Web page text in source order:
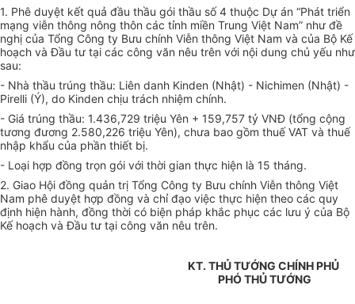
1. Phê duyệt kết quả đầu thầu gói thầu số 4 thuộc Dự án “Phát triển
mạng viễn thông nông thôn các tỉnh miền Trung Việt Nam” như đề
nghị của Tổng Công ty Bưu chính Viễn thông Việt Nam và của Bộ Kế
hoạch và Đầu tư tại các công văn nêu trên với nội dung chủ yếu như
sau:
- Nhà thầu trúng thầu: Liên danh Kinden (Nhật) - Nichimen (Nhật) -
Pirelli (Ý), do Kinden chịu trách nhiệm chính.
- Giá trúng thầu: 1.436,729 triệu Yên + 159,757 tỷ VNĐ (tổng cộng
tương đương 2.580,226 triệu Yên), chưa bao gồm thuế VAT và thuế
nhập khẩu của phần thiết bị.
- Loại hợp đồng trọn gói với thời gian thực hiện là 15 tháng.
2. Giao Hội đồng quản trị Tổng Công ty Bưu chính Viễn thông Việt
Nam phê duyệt hợp đồng và chỉ đạo việc thực hiện theo các quy
định hiện hành, đồng thời có biện pháp khắc phục các lưu ý của Bộ
Kế hoạch và Đầu tư tại công văn nêu trên.
KT. THỦ TƯỚNG CHÍNH PHỦ
PHÓ THỦ TƯỚNG